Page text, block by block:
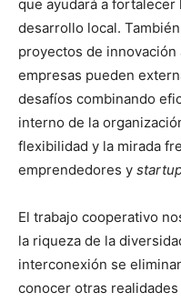
que ayudará a fortalecer
desarrollo local.
proyectos de
empresas pueden
desafíos combinando
interno de la
flexibilidad y la mirada
emprendedores y
El trabajo cooperativo
la riqueza de la
interconexión se
conocer otras